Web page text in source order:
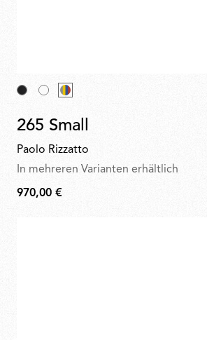
265 Small
Paolo Rizzatto
In mehreren Varianten erhältlich
970,00
970,00 €